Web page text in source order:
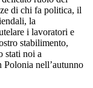
di chi fa politica, il
la
i lavoratori e
stabilimento,
stati noi a
Polonia nell’autunno